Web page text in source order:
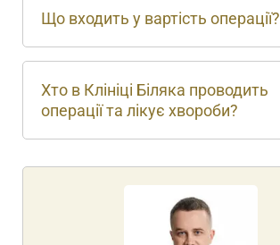
Що входить у вартість операції?
Хто в Клініці Біляка проводить
операції та лікує хвороби?